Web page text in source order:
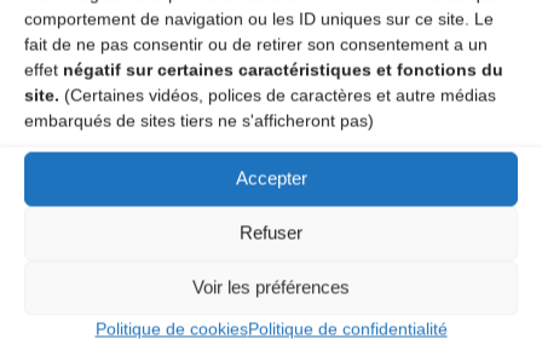
comportement de navigation ou les ID uniques sur ce site. Le
fait de ne pas consentir ou de retirer son consentement a un
effet négatif sur certaines caractéristiques et fonctions du
site. (Certaines vidéos, polices de caractères et autre médias
embarqués de sites tiers ne s'afficheront pas)
Accepter
Refuser
Voir les préférences
Politique de cookiesPolitique de confidentialité
A DECOUVRIR :